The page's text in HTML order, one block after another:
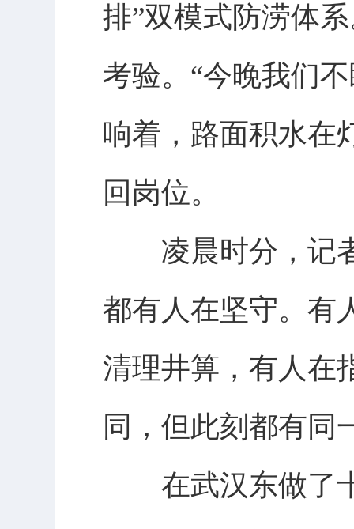
排”双模式防涝体
考验。“今晚我们
响着，路面积水在
回岗位。
凌晨时分，记者
都有人在坚守。有
清理井箅，有人在
同，但此刻都有同
在武汉东做了十